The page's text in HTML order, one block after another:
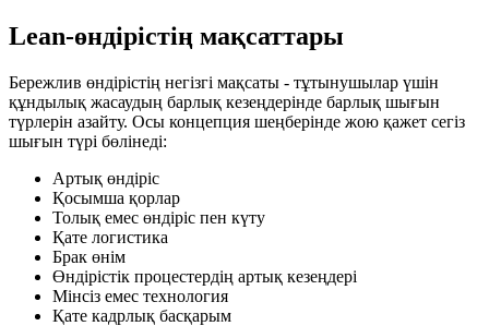
Lean-өндірістің мақсаттары
Бережлив өндірістің негізгі мақсаты - тұтынушылар үшін
құндылық жасаудың барлық кезеңдерінде барлық шығын
түрлерін азайту. Осы концепция шеңберінде жою қажет сегіз
шығын түрі бөлінеді:
Артық өндіріс
Қосымша қорлар
Толық емес өндіріс пен күту
Қате логистика
Брак өнім
Өндірістік процестердің артық кезеңдері
Мінсіз емес технология
Қате кадрлық басқарым